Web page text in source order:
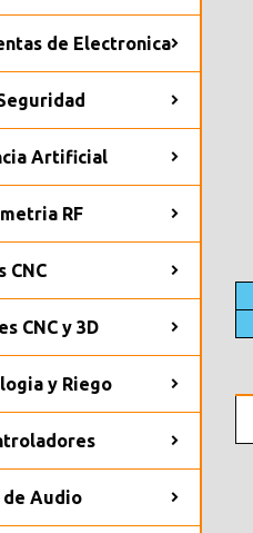
de Electronica
Artificial
RF
CNC
CNC y 3D
y Riego
de Audio